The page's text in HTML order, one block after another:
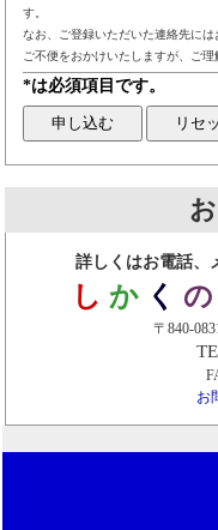
す。
なお、ご登録いただいた連絡先には
ご不便をおかけいたしますが、ご
*は必須項目です。
詳しくはお電話、
し か く の
〒840-
お